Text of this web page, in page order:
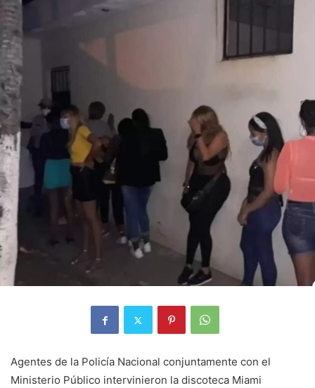
Agentes de la Policía Nacional conjuntamente con el
Ministerio Público intervinieron la discoteca Miami